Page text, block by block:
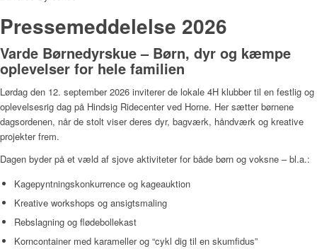
Pressemeddelelse 2026
Varde Børnedyrskue – Børn, dyr og kæmpe
oplevelser for hele familien
Lørdag den 12. september 2026 inviterer de lokale 4H klubber til en festlig og
oplevelsesrig dag på Hindsig Ridecenter ved Horne. Her sætter børnene
dagsordenen, når de stolt viser deres dyr, bagværk, håndværk og kreative
projekter frem.
Dagen byder på et væld af sjove aktiviteter for både børn og voksne – bl.a.:
Kagepyntningskonkurrence og kageauktion
Kreative workshops og ansigtsmaling
Rebslagning og flødebollekast
Korncontainer med karameller og “cykl dig til en skumfidus”